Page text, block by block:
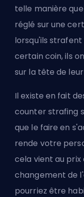
telle manière
réglé sur une
lorsqu'ils
certain coin, ils
sur la tête de
Il existe en fait
counter strafing
que le faire en
rende votre
cela vient au
changement de
pourriez être